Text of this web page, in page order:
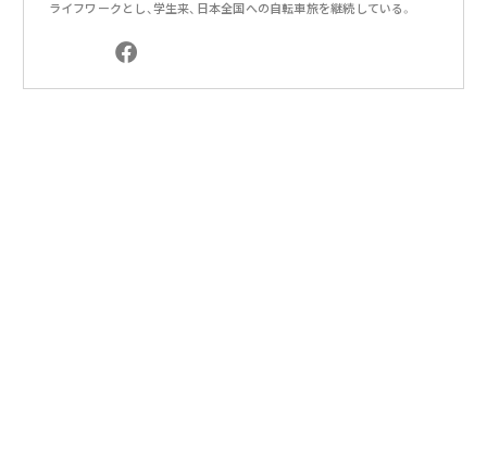
ライフワークとし、学生来、日本全国への自転車旅を継続している。